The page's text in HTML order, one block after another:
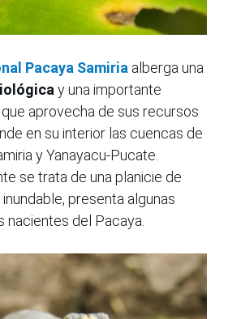
Pacaya Samiria alberga una
y una importante
aprovecha de sus recursos
en su interior las cuencas de
y Yanayacu-Pucate.
se trata de una planicie de
presenta algunas
nacientes del Pacaya.